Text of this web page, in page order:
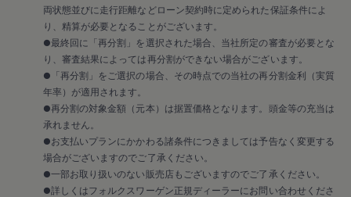
両状態並びに走行距離などローン契約時に定められた保証条件によ
り、精算が必要となることがございます。
●最終回に「再分割」を選択された場合、当社所定の審査が必要とな
り、審査結果によっては再分割ができない場合がございます。
●「再分割」をご選択の場合、その時点での当社の再分割金利（実質
年率）が適用されます。
●再分割の対象金額（元本）は据置価格となります。頭金等の充当は
承れません。
●お支払いプランにかかわる諸条件につきましては予告なく変更する
場合がございますのでご了承ください。
●一部お取り扱いのない販売店もございますのでご了承ください。
●詳しくはフォルクスワーゲン正規ディーラーにお問い合わせくださ